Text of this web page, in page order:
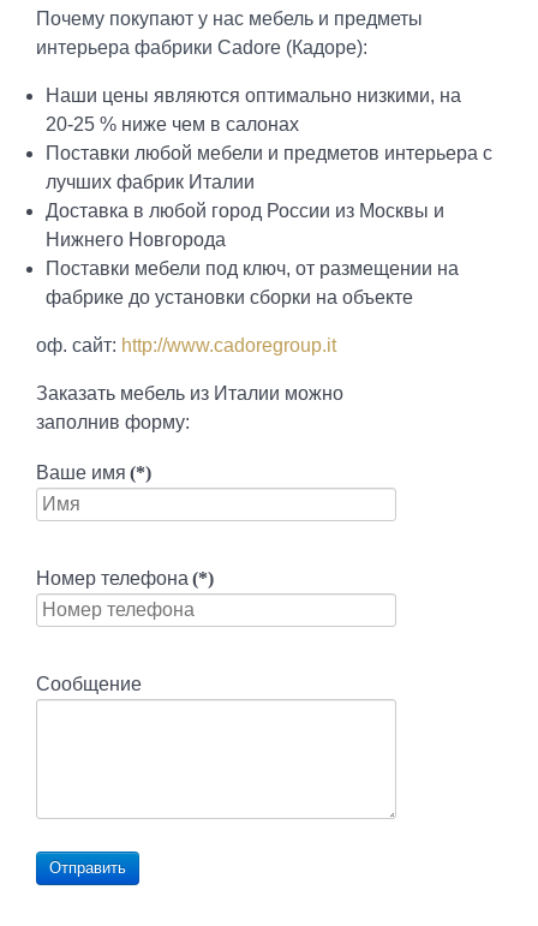
Почему покупают у нас мебель и предметы
интерьера фабрики Cadore (Кадоре):
Наши цены являются оптимально низкими, на
20-25 % ниже чем в салонах
Поставки любой мебели и предметов интерьера с
лучших фабрик Италии
Доставка в любой город России из Москвы и
Нижнего Новгорода
Поставки мебели под ключ, от размещении на
фабрике до установки сборки на объекте
оф. сайт: http://www.cadoregroup.it
Заказать мебель из Италии можно
заполнив форму:
Ваше имя (*)
Номер телефона (*)
Сообщение
Отправить